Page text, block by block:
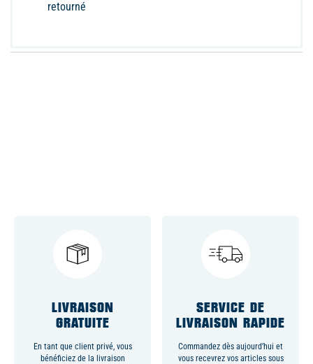
retourné
LIVRAISON
GRATUITE
En tant que client privé, vous
bénéficiez de la livraison
SERVICE DE
LIVRAISON RAPIDE
Commandez dès aujourd’hui et
vous recevrez vos articles sous